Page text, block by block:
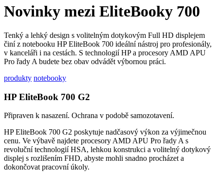
Novinky mezi EliteBooky 700
Tenký a lehký design s volitelným dotykovým Full HD displejem
činí z notebooku HP EliteBook 700 ideální nástroj pro profesionály,
v kanceláři i na cestách. S technologií HP a procesory AMD APU
Pro řady A budete bez obav odvádět výbornou práci.
produkty notebooky
HP EliteBook 700 G2
Připraven k nasazení. Ochrana v podobě samozotavení.
HP EliteBook 700 G2 poskytuje nadčasový výkon za výjimečnou
cenu. Ve výbavě najdete procesory AMD APU Pro řady A s
revoluční technologií HSA, lehkou konstrukci a volitelný dotykový
displej s rozlišením FHD, abyste mohli snadno procházet a
dokončovat pracovní úkoly.